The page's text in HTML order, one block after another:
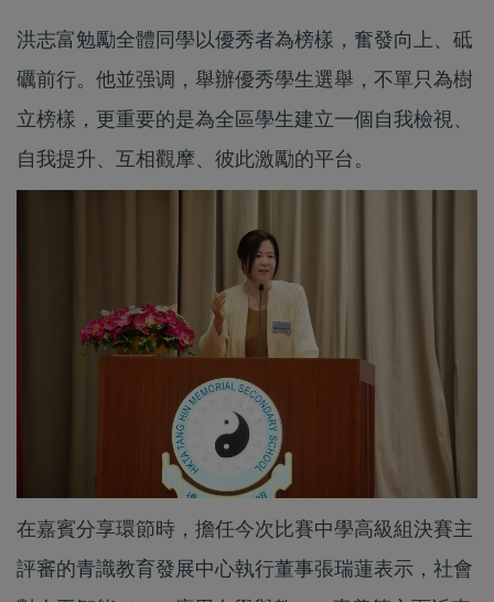
洪志富勉勵全體同學以優秀者為榜樣，奮發向上、砥
礪前行。他並强调，舉辦優秀學生選舉，不單只為樹
立榜樣，更重要的是為全區學生建立一個自我檢視、
自我提升、互相觀摩、彼此激勵的平台。
在嘉賓分享環節時，擔任今次比賽中學高級組決賽主
評審的青識教育發展中心執行董事張瑞蓮表示，社會